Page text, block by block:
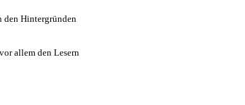
den Hintergründen
allem den Lesern